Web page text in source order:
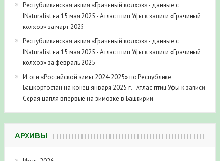
Республиканская акция «Грачиный колхоз» - данные с
INaturalist на 15 мая 2025 - Атлас птиц Уфы к записи «Грачиный
колхоз» за март 2025
Республиканская акция «Грачиный колхоз» - данные с
INaturalist на 15 мая 2025 - Атлас птиц Уфы к записи «Грачиный
колхоз» за февраль 2025
Итоги «Российской зимы 2024-2025» по Республике
Башкортостан на конец января 2025 г. - Атлас птиц Уфы к записи
Серая цапля впервые на зимовке в Башкирии
АРХИВЫ